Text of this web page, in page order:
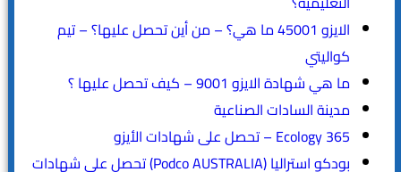
الايزو 45001 ما هي؟ – من أين تحصل عليها؟ – تيم
كواليتي
ما هي شهادة الايزو 9001 – كيف تحصل عليها ؟
مدينة السادات الصناعية
365 Ecology – تحصل على شهادات الأيزو
بودكو استراليا (Podco AUSTRALIA) تحصل على شهادات